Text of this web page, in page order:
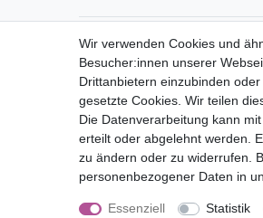
Top Marken
Eduplay
Folia Bringmann
Wir verwenden Cookies und
Besucher:innen unserer
Drittanbietern einzubinden
gesetzte Cookies. Wir teilen
Die Datenverarbeitung kann
erteilt oder abgelehnt werden.
zu ändern oder zu widerrufen.
personenbezogener Daten in
Essenziell Statistik